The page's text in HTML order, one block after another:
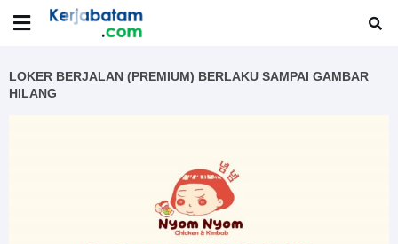
LOKER BERJALAN (PREMIUM) BERLAKU SAMPAI GAMBAR
HILANG